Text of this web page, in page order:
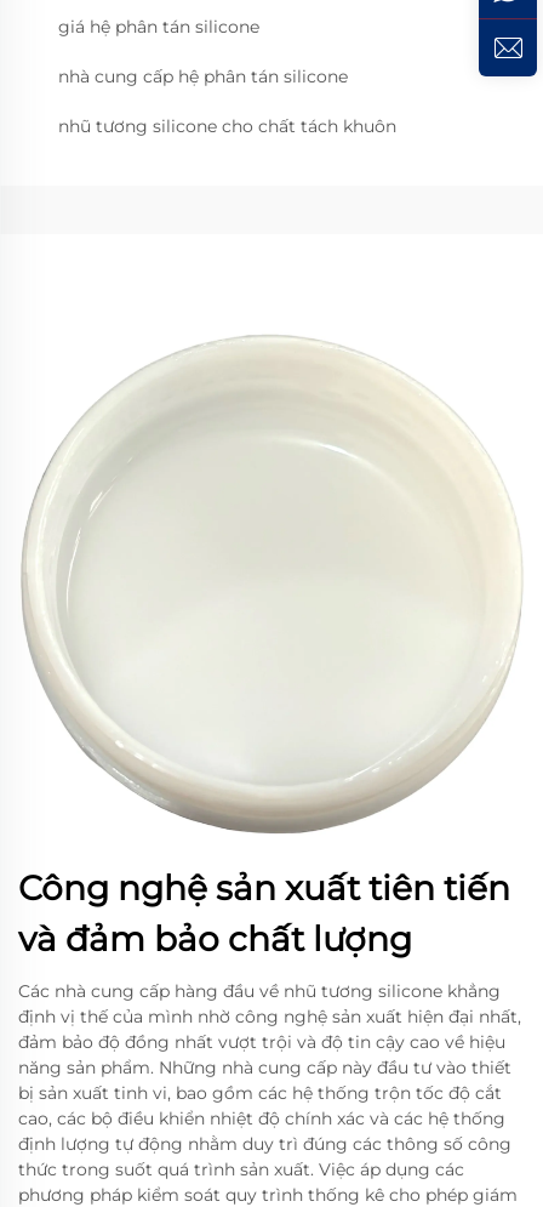
giá hệ phân tán silicone
nhà cung cấp hệ phân tán silicone
nhũ tương silicone cho chất tách khuôn
Công nghệ sản xuất tiên tiến
và đảm bảo chất lượng
Các nhà cung cấp hàng đầu về nhũ tương silicone khẳng
định vị thế của mình nhờ công nghệ sản xuất hiện đại nhất,
đảm bảo độ đồng nhất vượt trội và độ tin cậy cao về hiệu
năng sản phẩm. Những nhà cung cấp này đầu tư vào thiết
bị sản xuất tinh vi, bao gồm các hệ thống trộn tốc độ cắt
cao, các bộ điều khiển nhiệt độ chính xác và các hệ thống
định lượng tự động nhằm duy trì đúng các thông số công
thức trong suốt quá trình sản xuất. Việc áp dụng các
phương pháp kiểm soát quy trình thống kê cho phép giám